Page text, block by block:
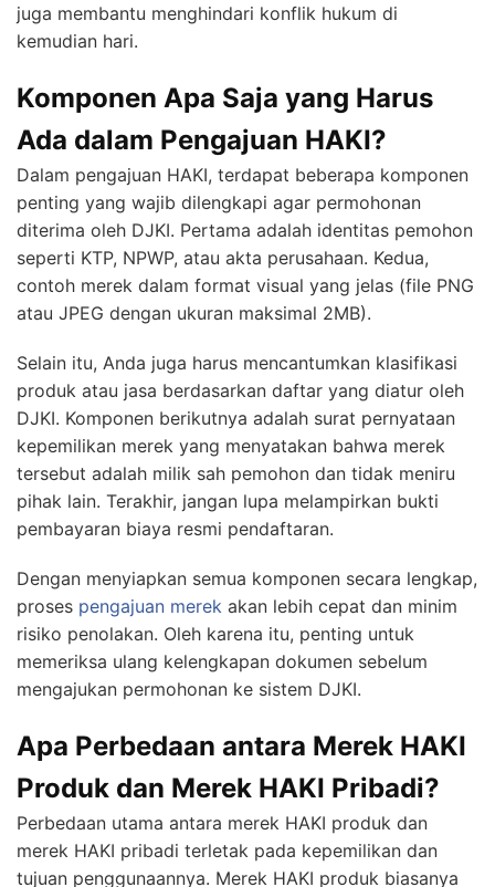
juga membantu menghindari konflik hukum di
kemudian hari.
Komponen Apa Saja yang Harus
Ada dalam Pengajuan HAKI?
Dalam pengajuan HAKI, terdapat beberapa komponen
penting yang wajib dilengkapi agar permohonan
diterima oleh DJKI. Pertama adalah identitas pemohon
seperti KTP, NPWP, atau akta perusahaan. Kedua,
contoh merek dalam format visual yang jelas (file PNG
atau JPEG dengan ukuran maksimal 2MB).
Selain itu, Anda juga harus mencantumkan klasifikasi
produk atau jasa berdasarkan daftar yang diatur oleh
DJKI. Komponen berikutnya adalah surat pernyataan
kepemilikan merek yang menyatakan bahwa merek
tersebut adalah milik sah pemohon dan tidak meniru
pihak lain. Terakhir, jangan lupa melampirkan bukti
pembayaran biaya resmi pendaftaran.
Dengan menyiapkan semua komponen secara lengkap,
proses pengajuan merek akan lebih cepat dan minim
risiko penolakan. Oleh karena itu, penting untuk
memeriksa ulang kelengkapan dokumen sebelum
mengajukan permohonan ke sistem DJKI.
Apa Perbedaan antara Merek HAKI
Produk dan Merek HAKI Pribadi?
Perbedaan utama antara merek HAKI produk dan
merek HAKI pribadi terletak pada kepemilikan dan
tujuan penggunaannya. Merek HAKI produk biasanya